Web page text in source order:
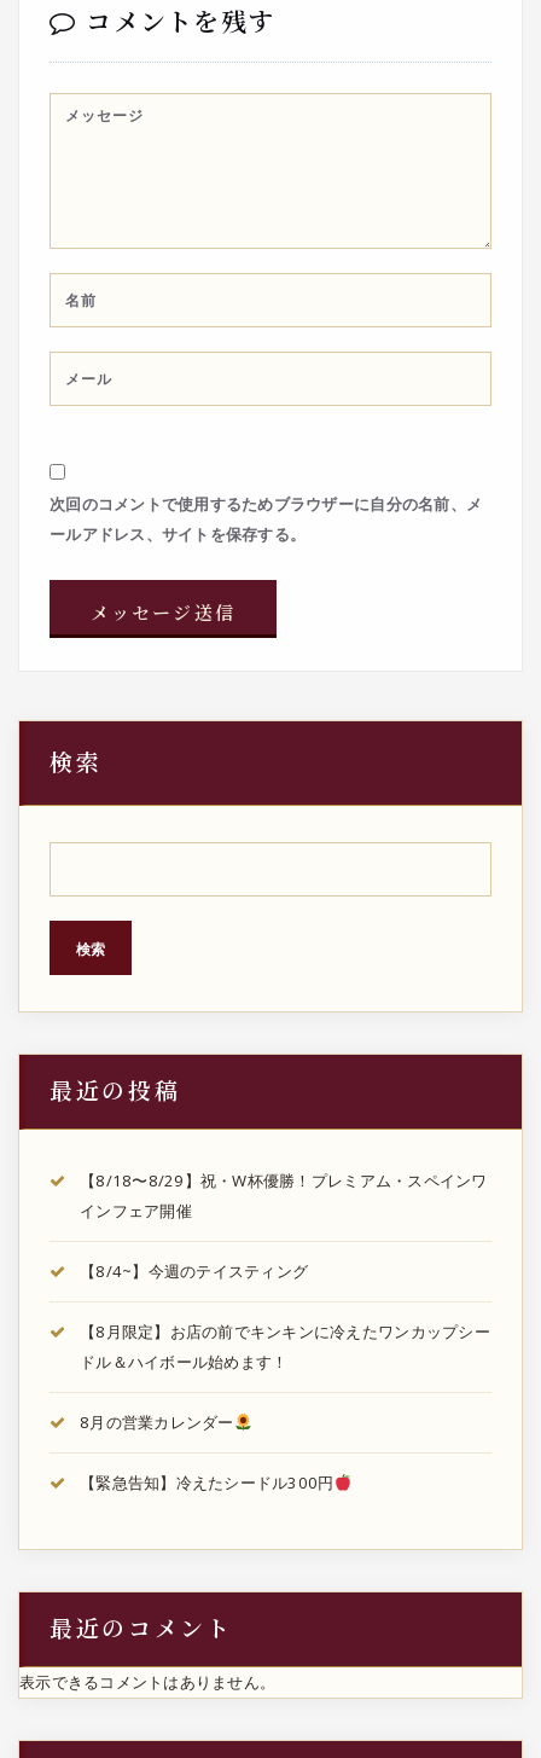
コメントを残す
次回のコメントで使用するためブラウザーに自分の名前、メ
ールアドレス、サイトを保存する。
検索
検索
最近の投稿
【8/18〜8/29】祝・W杯優勝！プレミアム・スペインワ
インフェア開催
【8/4~】今週のテイスティング
【8月限定】お店の前でキンキンに冷えたワンカップシー
ドル＆ハイボール始めます！
8月の営業カレンダー
【緊急告知】冷えたシードル300円
最近のコメント
表示できるコメントはありません。